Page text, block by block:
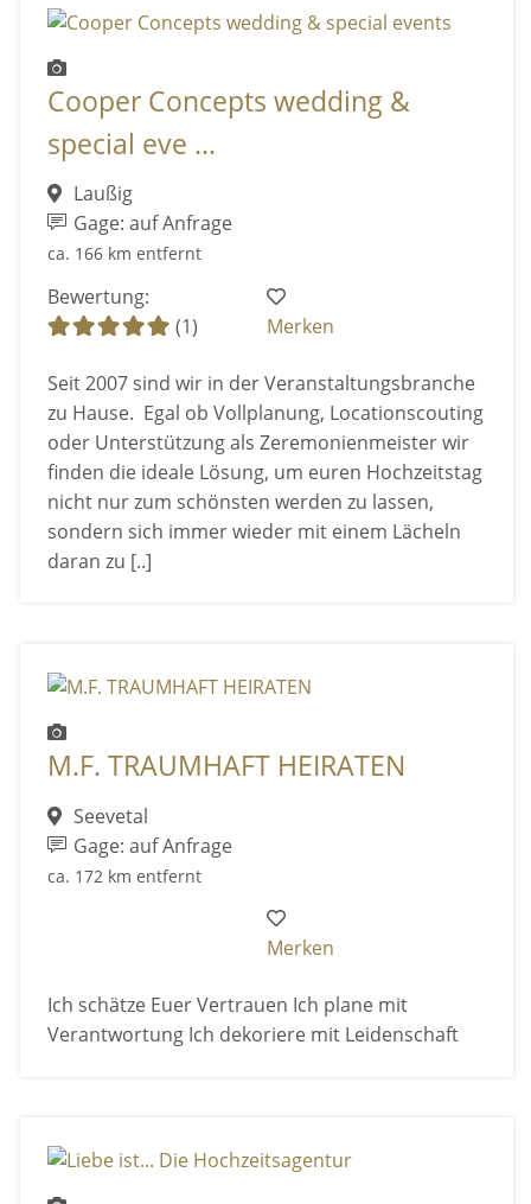
Cooper Concepts wedding &
special eve ...
Laußig
Gage: auf Anfrage
ca. 166 km entfernt
Bewertung:
(1)
Merken
Seit 2007 sind wir in der Veranstaltungsbranche
zu Hause. Egal ob Vollplanung, Locationscouting
oder Unterstützung als Zeremonienmeister wir
finden die ideale Lösung, um euren Hochzeitstag
nicht nur zum schönsten werden zu lassen,
sondern sich immer wieder mit einem Lächeln
daran zu [..]
M.F. TRAUMHAFT HEIRATEN
Seevetal
Gage: auf Anfrage
ca. 172 km entfernt
Merken
Ich schätze Euer Vertrauen Ich plane mit
Verantwortung Ich dekoriere mit Leidenschaft